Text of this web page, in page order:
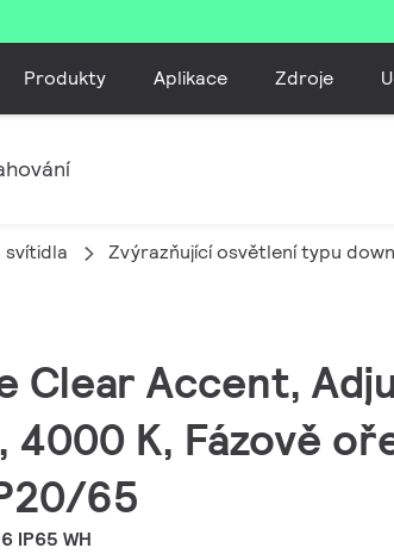
Produkty Aplikace Zdroje
Zvýrazňující osvětlení typu
Clear Accent,
4000 K, Fázově
65
IP65 WH